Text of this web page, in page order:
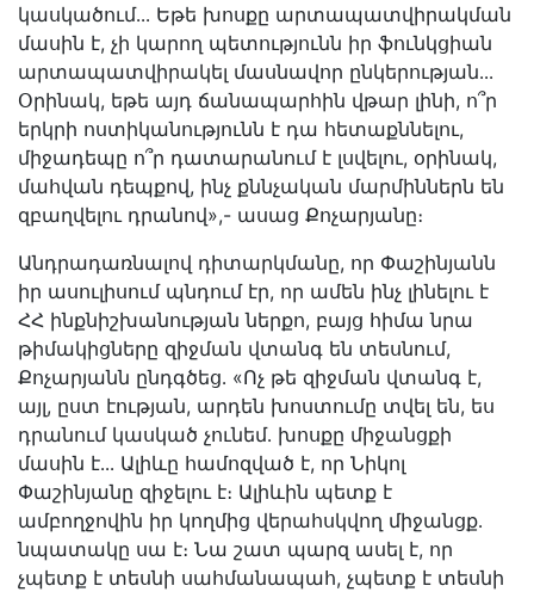
կասկածում․․․ Եթե խոսքը արտապատվիրակման
մասին է, չի կարող պետությունն իր ֆունկցիան
արտապատվիրակել մասնավոր ընկերության․․․
Օրինակ, եթե այդ ճանապարհին վթար լինի, ո՞ր
երկրի ոստիկանությունն է դա հետաքննելու,
միջադեպը ո՞ր դատարանում է լսվելու, օրինակ,
մահվան դեպքով, ինչ քննչական մարմիններն են
զբաղվելու դրանով»,- ասաց Քոչարյանը։
Անդրադառնալով դիտարկմանը, որ Փաշինյանն
իր ասուլիսում պնդում էր, որ ամեն ինչ լինելու է
ՀՀ ինքնիշխանության ներքո, բայց հիմա նրա
թիմակիցները զիջման վտանգ են տեսնում,
Քոչարյանն ընդգծեց․ «Ոչ թե զիջման վտանգ է,
այլ, ըստ էության, արդեն խոստումը տվել են, ես
դրանում կասկած չունեմ․ խոսքը միջանցքի
մասին է․․․ Ալիևը համոզված է, որ Նիկոլ
Փաշինյանը զիջելու է։ Ալիևին պետք է
ամբողջովին իր կողմից վերահսկվող միջանցք․
նպատակը սա է։ Նա շատ պարզ ասել է, որ
չպետք է տեսնի սահմանապահ, չպետք է տեսնի